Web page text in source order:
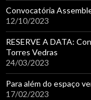
Convocatória
12/10/2023
RESERVE A DATA:
Torres Vedras
24/03/2023
Para além do espaço
17/02/2023